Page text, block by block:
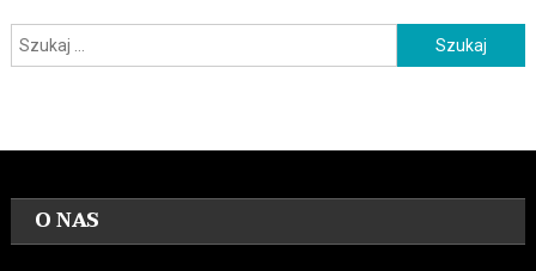
Szukaj:
O NAS